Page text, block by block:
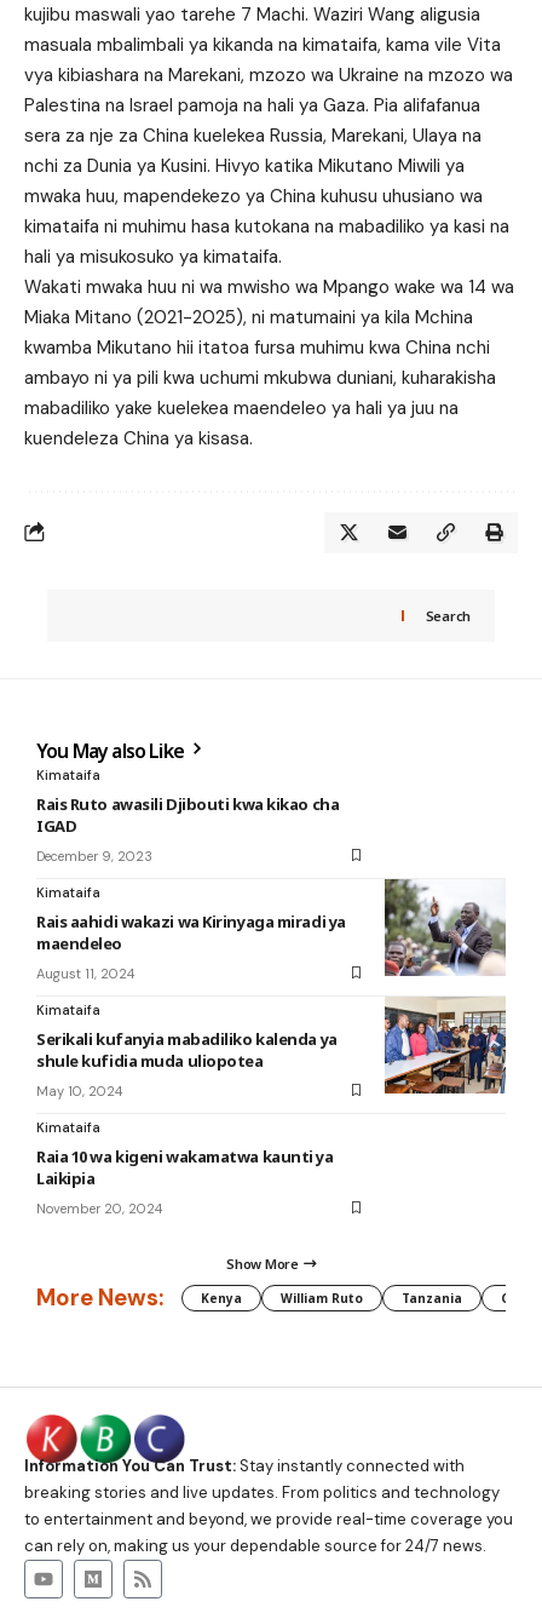
kujibu maswali yao tarehe 7 Machi. Waziri Wang aligusia
masuala mbalimbali ya kikanda na kimataifa, kama vile Vita
vya kibiashara na Marekani, mzozo wa Ukraine na mzozo wa
Palestina na Israel pamoja na hali ya Gaza. Pia alifafanua
sera za nje za China kuelekea Russia, Marekani, Ulaya na
nchi za Dunia ya Kusini. Hivyo katika Mikutano Miwili ya
mwaka huu, mapendekezo ya China kuhusu uhusiano wa
kimataifa ni muhimu hasa kutokana na mabadiliko ya kasi na
hali ya misukosuko ya kimataifa.
Wakati mwaka huu ni wa mwisho wa Mpango wake wa 14 wa
Miaka Mitano (2021-2025), ni matumaini ya kila Mchina
kwamba Mikutano hii itatoa fursa muhimu kwa China nchi
ambayo ni ya pili kwa uchumi mkubwa duniani, kuharakisha
mabadiliko yake kuelekea maendeleo ya hali ya juu na
kuendeleza China ya kisasa.
Search
You May also Like
Kimataifa
Rais Ruto awasili Djibouti kwa kikao cha
IGAD
December 9, 2023
Kimataifa
Rais aahidi wakazi wa Kirinyaga miradi ya
maendeleo
August 11, 2024
Kimataifa
Serikali kufanyia mabadiliko kalenda ya
shule kufidia muda uliopotea
May 10, 2024
Kimataifa
Raia 10 wa kigeni wakamatwa kaunti ya
Laikipia
November 20, 2024
Show More
More News: Kenya William Ruto Tanzania CAF
Information You Can Trust:Stay instantly connected with
breaking stories and live updates. From politics and technology
to entertainment and beyond, we provide real-time coverage you
can rely on, making us your dependable source for 24/7 news.